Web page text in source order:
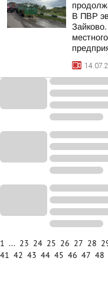
В ПВР
1 ... 23 24 25 26 27 28
41 42 43 44 45 46 47 48